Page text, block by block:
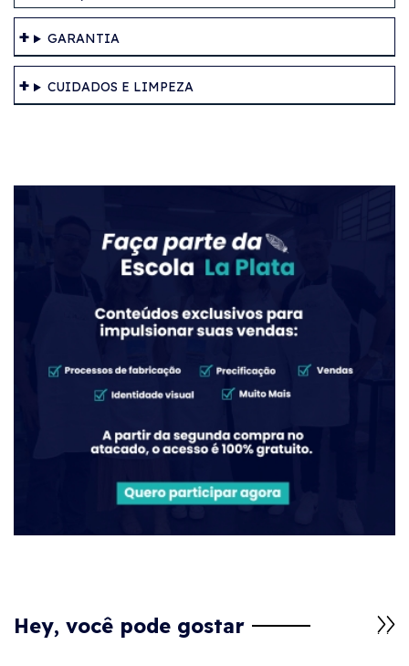
GARANTIA
CUIDADOS E LIMPEZA
Hey, você pode gostar